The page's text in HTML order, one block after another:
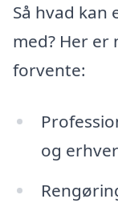
Så hvad
med? Her er
forvente:
og